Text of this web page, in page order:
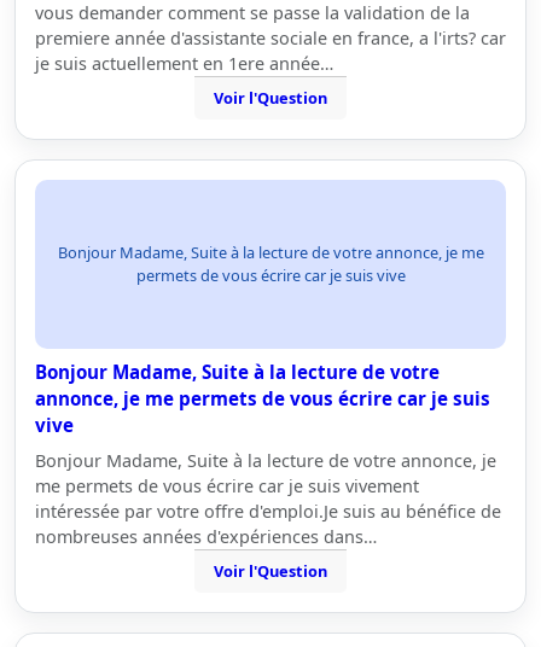
vous demander comment se passe la validation de la
premiere année d'assistante sociale en france, a l'irts? car
je suis actuellement en 1ere année…
Voir l'Question
Bonjour Madame, Suite à la lecture de votre annonce, je me
permets de vous écrire car je suis vive
Bonjour Madame, Suite à la lecture de votre
annonce, je me permets de vous écrire car je suis
vive
Bonjour Madame, Suite à la lecture de votre annonce, je
me permets de vous écrire car je suis vivement
intéressée par votre offre d'emploi.Je suis au bénéfice de
nombreuses années d'expériences dans…
Voir l'Question